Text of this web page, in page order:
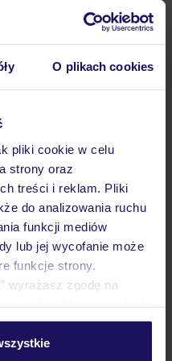
O plikach cookies
pliki cookie w celu
strony oraz
treści i reklam. Pliki
do analizowania ruchu
funkcji mediów
lub jej wycofanie może
funkcje strony.
wyrażasz zgodę na
w zakładkę